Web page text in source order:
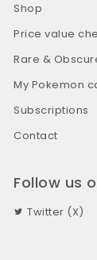
Shop
Price value
Rare &
My Pokemon
Subscriptions
Contact
Follow us
Twitter (X)